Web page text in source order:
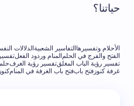
حياتنا؟
الأحلام وتفسيرهاالتفاسير الشعبيةالدلالات
الفتح والفرج في الحلم المنام وردود الفعل
تفسير رؤية الباب المغلقتفسير رؤية الغرف
غرفة كنوز فتح بابفتح باب الغرفة في المنام